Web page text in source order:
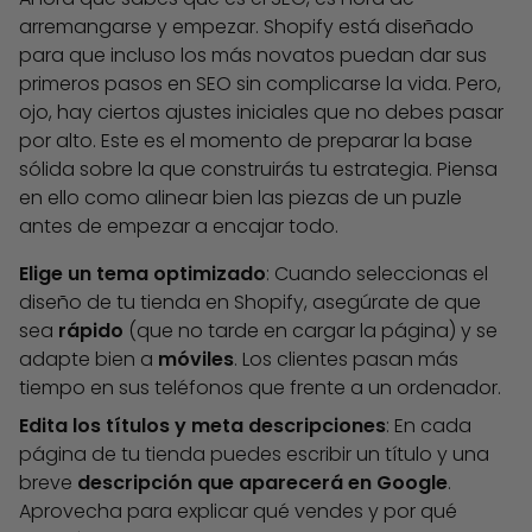
arremangarse y empezar. Shopify está diseñado
para que incluso los más novatos puedan dar sus
primeros pasos en SEO sin complicarse la vida. Pero,
ojo, hay ciertos ajustes iniciales que no debes pasar
por alto. Este es el momento de preparar la base
sólida sobre la que construirás tu estrategia. Piensa
en ello como alinear bien las piezas de un puzle
antes de empezar a encajar todo.
Elige un tema optimizado: Cuando seleccionas el
diseño de tu tienda en Shopify, asegúrate de que
sea rápido (que no tarde en cargar la página) y se
adapte bien a móviles. Los clientes pasan más
tiempo en sus teléfonos que frente a un ordenador.
Edita los títulos y meta descripciones: En cada
página de tu tienda puedes escribir un título y una
breve descripción que aparecerá en Google.
Aprovecha para explicar qué vendes y por qué